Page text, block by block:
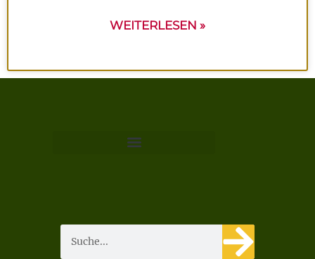
WEITERLESEN »